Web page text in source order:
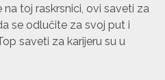
toj raskrsnici, ovi saveti za
se odlučite za svoj put i
saveti za karijeru su u